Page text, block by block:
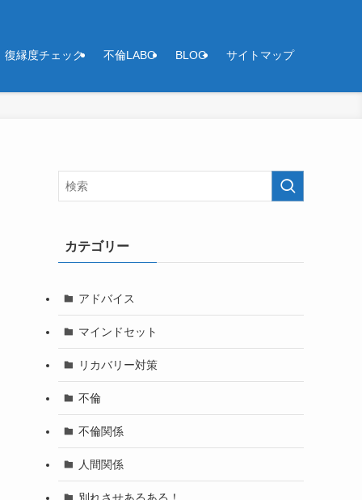
復縁度チェック 不倫LABO BLOG サイトマップ
カテゴリー
アドバイス
マインドセット
リカバリー対策
不倫
不倫関係
人間関係
別れさせあるある！